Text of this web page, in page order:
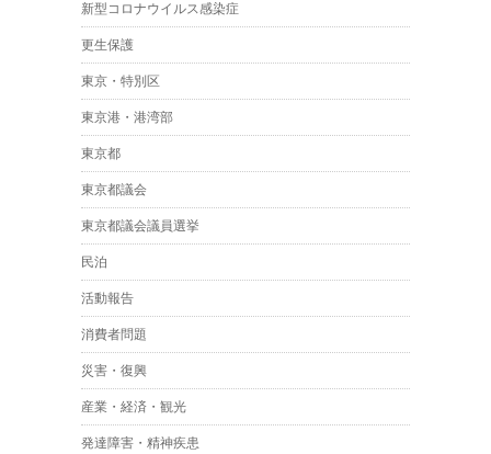
新型コロナウイルス感染症
更生保護
東京・特別区
東京港・港湾部
東京都
東京都議会
東京都議会議員選挙
民泊
活動報告
消費者問題
災害・復興
産業・経済・観光
発達障害・精神疾患